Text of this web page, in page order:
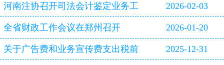
体约谈会
河南注协召开司法会计鉴定业务工
作专题研讨会
2026-02-03
全省财政工作会议在郑州召开 2026-01-20
关于广告费和业务宣传费支出税前 2025-12-31